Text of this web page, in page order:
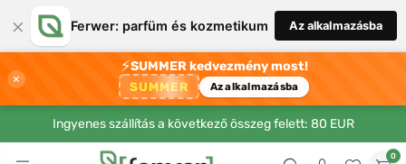
× Ferwer: parfüm és kozmetikum Az alkalmazásba
×
⚡SUMMER kedvezmény most!
SUMMER Az alkalmazásba
Ingyenes szállítás a következő összeg felett: 80 EUR
0